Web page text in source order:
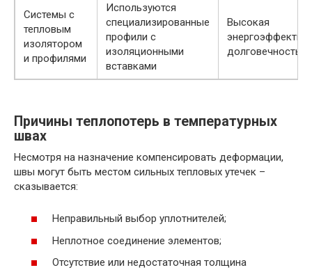
Системы с
тепловым
изолятором
и профилями
Используются
специализированные
профили с
изоляционными
вставками
Высокая
долговечность
Причины теплопотерь в температурных
швах
Несмотря на назначение компенсировать деформации,
швы могут быть местом сильных тепловых утечек –
сказывается:
Неправильный выбор уплотнителей;
Неплотное соединение элементов;
Отсутствие или недостаточная толщина